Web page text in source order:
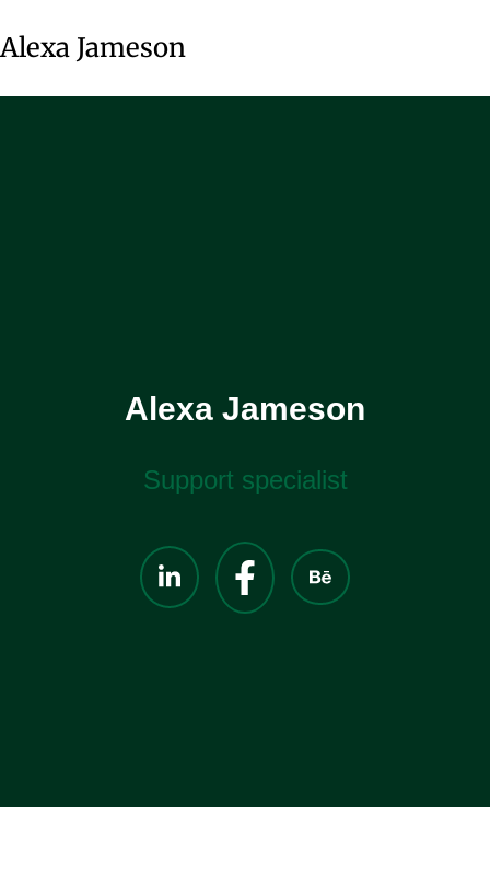
Alexa Jameson
Alexa Jameson
Support specialist